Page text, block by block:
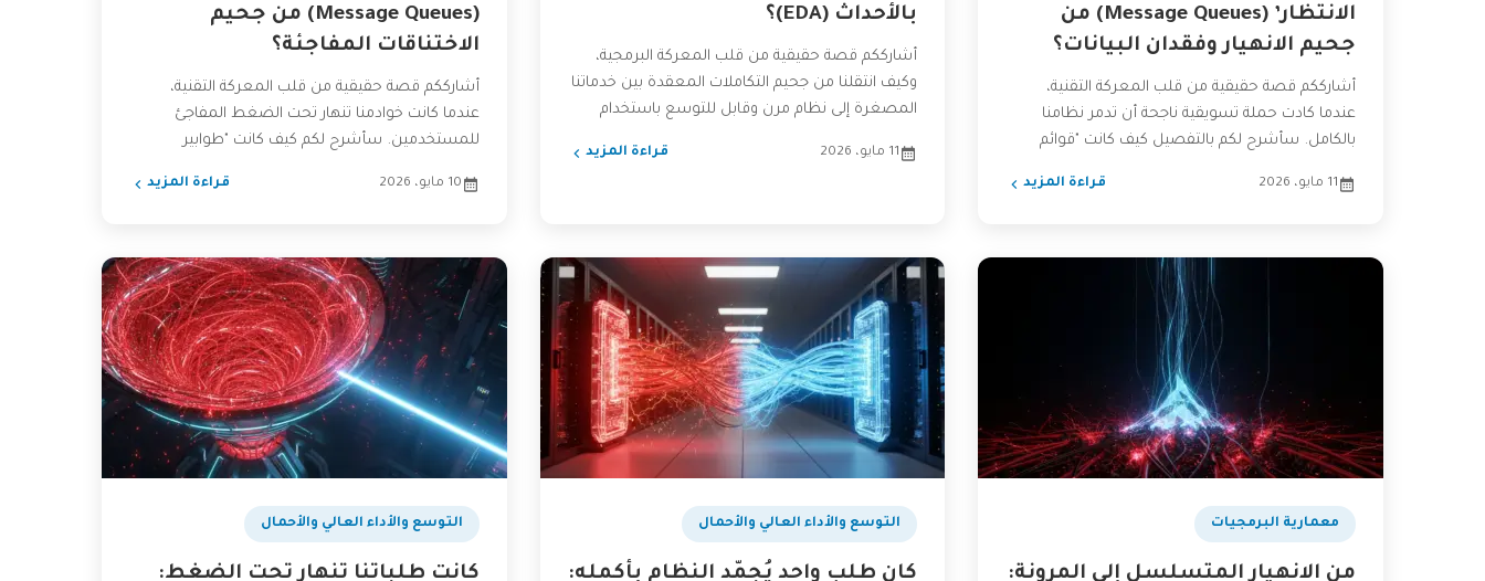
الانتظار’ (Message Queues) من
جحيم الانهيار وفقدان البيانات؟
أشارككم قصة حقيقية من قلب المعركة التقنية،
عندما كادت حملة تسويقية ناجحة أن تدمر نظامنا
بالكامل. سأشرح لكم بالتفصيل كيف كانت "قوائم
11 مايو، 2026 قراءة المزيد
بالأحداث (EDA)؟
أشارككم قصة حقيقية من قلب المعركة البرمجية،
وكيف انتقلنا من جحيم التكاملات المعقدة بين خدماتنا
المصغرة إلى نظام مرن وقابل للتوسع باستخدام
11 مايو، 2026 قراءة المزيد
(Message Queues) من جحيم
الاختناقات المفاجئة؟
أشارككم قصة حقيقية من قلب المعركة التقنية،
عندما كانت خوادمنا تنهار تحت الضغط المفاجئ
للمستخدمين. سأشرح لكم كيف كانت "طوابير
10 مايو، 2026 قراءة المزيد
​معمارية البرمجيات
من الانهيار المتسلسل إلى المرونة:
التوسع والأداء العالي والأحمال
كان طلب واحد يُجمّد النظام بأكمله:
التوسع والأداء العالي والأحمال
كانت طلباتنا تنهار تحت الضغط: